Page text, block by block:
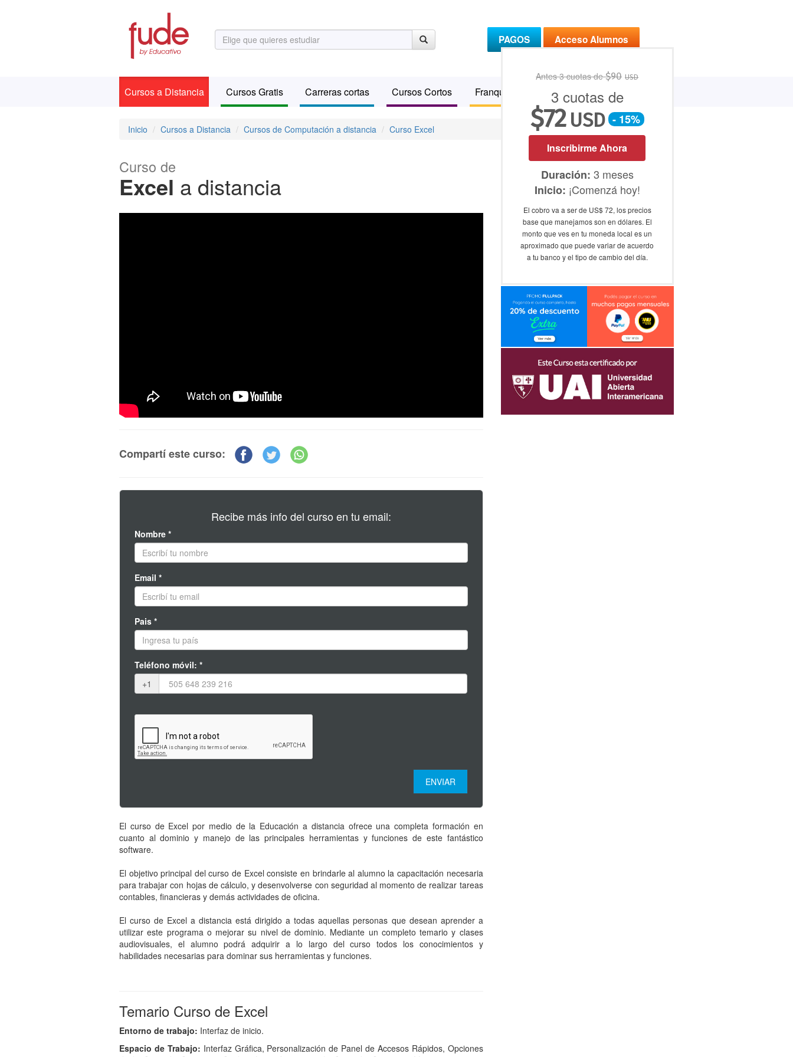
PAGOS Acceso Alumnos
Cursos a Distancia Cursos Gratis Carreras cortas Cursos Cortos Franquicias Bolsa de Trabajo
Inicio Cursos a Distancia Cursos de Computación a distancia Curso Excel
Curso de
Excel a distancia
Compartí este curso:
Recibe más info del curso en tu email:
Nombre *
Email *
Pais *
Teléfono móvil: *
+1
El curso de Excel por medio de la Educación a distancia ofrece una completa formación en
cuanto al dominio y manejo de las principales herramientas y funciones de este fantástico
software.
El objetivo principal del curso de Excel consiste en brindarle al alumno la capacitación necesaria
para trabajar con hojas de cálculo, y desenvolverse con seguridad al momento de realizar tareas
contables, financieras y demás actividades de oficina.
El curso de Excel a distancia está dirigido a todas aquellas personas que desean aprender a
utilizar este programa o mejorar su nivel de dominio. Mediante un completo temario y clases
audiovisuales, el alumno podrá adquirir a lo largo del curso todos los conocimientos y
habilidades necesarias para dominar sus herramientas y funciones.
Temario Curso de Excel
Entorno de trabajo: Interfaz de inicio.
Espacio de Trabajo: Interfaz Gráfica, Personalización de Panel de Accesos Rápidos, Opciones
Antes 3 cuotas de$90 USD
3 cuotas de
$72 USD - 15%
Inscribirme Ahora
Duración: 3 meses
Inicio: ¡Comenzá hoy!
El cobro va a ser de US$ 72, los precios
base que manejamos son en dólares. El
monto que ves en tu moneda local es un
aproximado que puede variar de acuerdo
a tu banco y el tipo de cambio del día.